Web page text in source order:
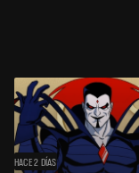
HACE 2 DÍAS